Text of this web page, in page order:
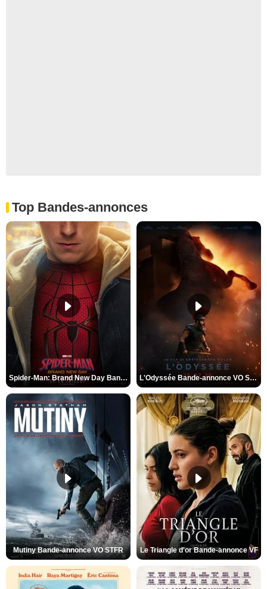
Top Bandes-annonces
Spider-Man: Brand New Day Bande-annonce VO STFR L'Odyssée Bande-annonce VO STFR
Mutiny Bande-annonce VO STFR Le Triangle d'or Bande-annonce VF